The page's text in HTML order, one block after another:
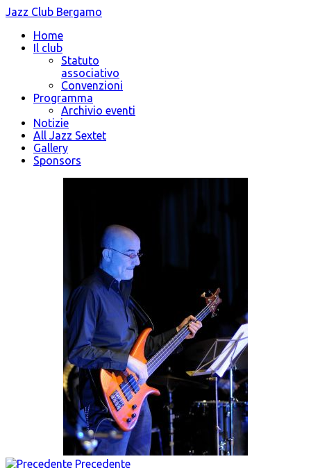
Jazz Club Bergamo
Home
Il club
Statuto
associativo
Convenzioni
Programma
Archivio eventi
Notizie
All Jazz Sextet
Gallery
Sponsors
Precedente